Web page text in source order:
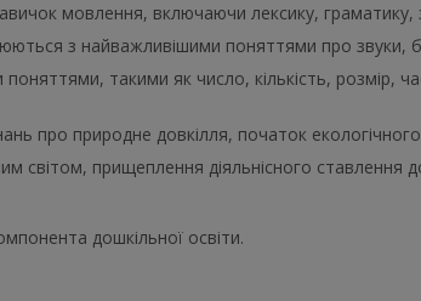
мовлення, включаючи лексику, граматику,
з найважливішими поняттями про звуки,
такими як число, кількість, розмір,
про природне довкілля, початок
світом, прищеплення діяльнісного ставлення
дошкільної освіти.